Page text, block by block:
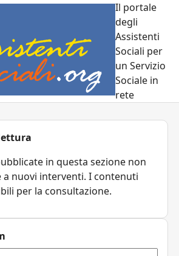
Il portale
degli
Assistenti
Sociali per
un Servizio
Sociale in
rete
in questa sezione non
nuovi interventi. I contenuti
per la consultazione.